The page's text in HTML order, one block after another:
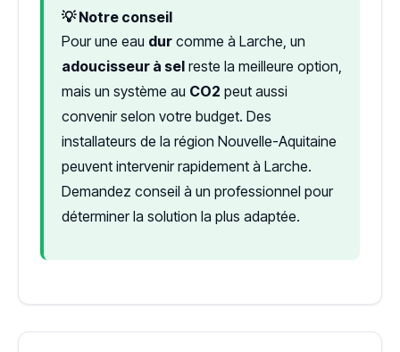
💡 Notre conseil
Pour une eau dur comme à Larche, un
adoucisseur à sel reste la meilleure option,
mais un système au CO2 peut aussi
convenir selon votre budget. Des
installateurs de la région Nouvelle-Aquitaine
peuvent intervenir rapidement à Larche.
Demandez conseil à un professionnel pour
déterminer la solution la plus adaptée.